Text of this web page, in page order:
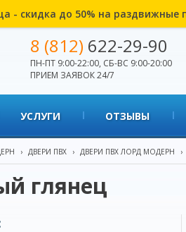
- скидка до 50% на раздвижные
8 (812) 622-29-90
ПН-ПТ 9:00-22:00, СБ-ВС 9:00-20:00
ПРИЕМ ЗАЯВОК 24/7
УСЛУГИ ОТЗЫВЫ
› ДВЕРИ ПВХ › ДВЕРИ ПВХ ЛОРД МОДЕРН ›
глянец